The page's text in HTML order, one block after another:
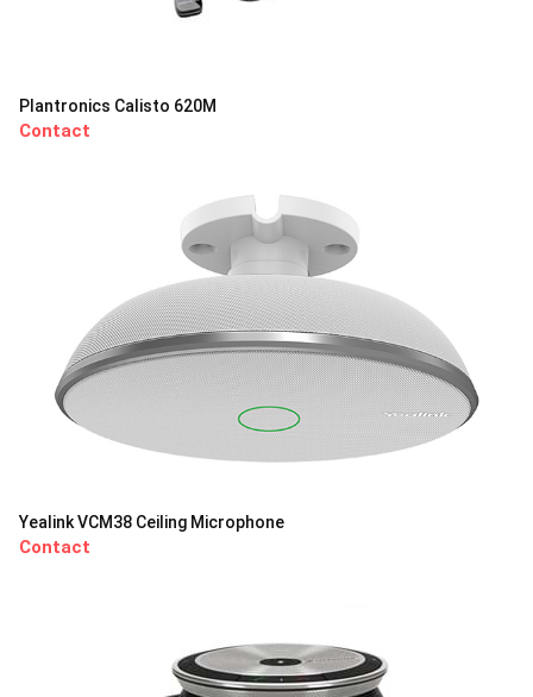
Plantronics Calisto 620M
Contact
Yealink VCM38 Ceiling Microphone
Contact